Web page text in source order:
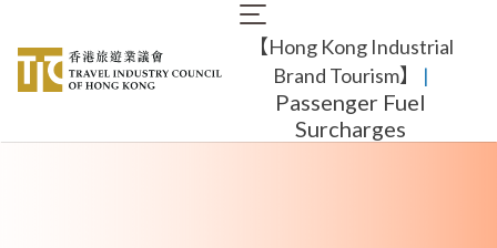
main
content
Main
navigation
【Hong Kong Industrial
Brand Tourism】
​ |
Passenger Fuel
Surcharges